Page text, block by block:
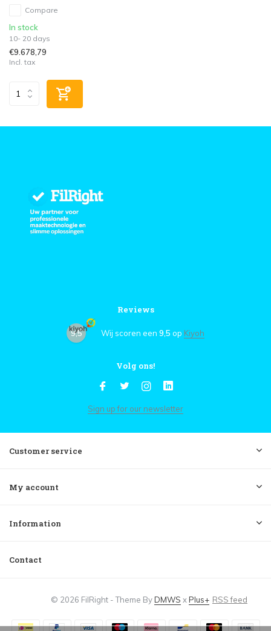
Compare
In stock
10- 20 days
€9.678,79
Incl. tax
Reviews
9,5 Wij scoren een 9,5 op Kiyoh
Volg ons!
Sign up for our newsletter
Customer service
My account
Information
Contact
© 2026 FilRight - Theme ByDMWS xPlus+ RSS feed